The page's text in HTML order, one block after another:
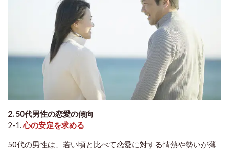
2. 50代男性の恋愛の傾向
2-1.心の安定を求める
50代の男性は、若い頃と比べて恋愛に対する情熱や勢いが薄